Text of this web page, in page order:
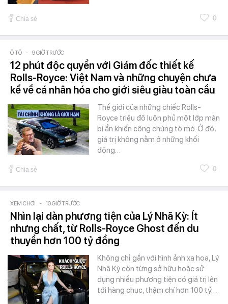
Chia sẻ 0
Ô TÔ - 9 GIỜ TRƯỚC
12 phút độc quyền với Giám đốc thiết kế
Rolls-Royce: Việt Nam và những chuyện chưa
kể về cá nhân hóa cho giới siêu giàu toàn cầu
Thế giới của những chiếc Rolls-
Royce triệu đô luôn phủ một lớp màn
bí ẩn khiến công chúng tò mò. Ở đó,
giá trị không nằm ở những khối
động…
Chia sẻ 0
XEM CHƠI - 10 GIỜ TRƯỚC
Nhìn lại dàn phương tiện của Lý Nhã Kỳ: Ít
nhưng chất, từ Rolls-Royce Ghost đến du
thuyền hơn 100 tỷ đồng
Không chỉ gắn với hình ảnh xa hoa, Lý
Nhã Kỳ còn từng sở hữu hoặc sử
dụng nhiều phương tiện có giá trị lên
tới hàng chục, thậm chí hơn 100 tỷ…